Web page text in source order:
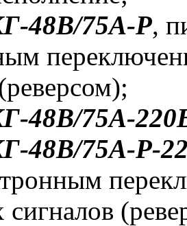
48В/75А-Р,
48В/75А-
48В/75А-Р-